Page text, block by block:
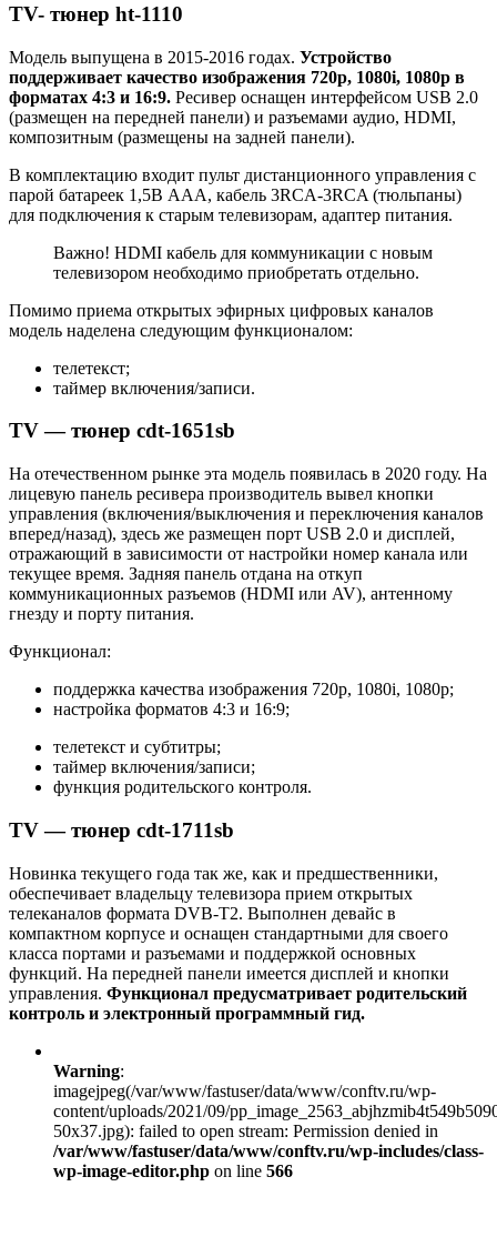
TV- тюнер ht-1110
Модель выпущена в 2015-2016 годах. Устройство
поддерживает качество изображения 720p, 1080i, 1080p в
форматах 4:3 и 16:9. Ресивер оснащен интерфейсом USB 2.0
(размещен на передней панели) и разъемами аудио, HDMI,
композитным (размещены на задней панели).
В комплектацию входит пульт дистанционного управления с
парой батареек 1,5B ААА, кабель 3RCA-3RCA (тюльпаны)
для подключения к старым телевизорам, адаптер питания.
Важно! HDMI кабель для коммуникации с новым
телевизором необходимо приобретать отдельно.
Помимо приема открытых эфирных цифровых каналов
модель наделена следующим функционалом:
телетекст;
таймер включения/записи.
TV — тюнер cdt-1651sb
На отечественном рынке эта модель появилась в 2020 году. На
лицевую панель ресивера производитель вывел кнопки
управления (включения/выключения и переключения каналов
вперед/назад), здесь же размещен порт USB 2.0 и дисплей,
отражающий в зависимости от настройки номер канала или
текущее время. Задняя панель отдана на откуп
коммуникационных разъемов (HDMI или AV), антенному
гнезду и порту питания.
Функционал:
поддержка качества изображения 720p, 1080i, 1080p;
настройка форматов 4:3 и 16:9;
телетекст и субтитры;
таймер включения/записи;
функция родительского контроля.
TV — тюнер cdt-1711sb
Новинка текущего года так же, как и предшественники,
обеспечивает владельцу телевизора прием открытых
телеканалов формата DVB-T2. Выполнен девайс в
компактном корпусе и оснащен стандартными для своего
класса портами и разъемами и поддержкой основных
функций. На передней панели имеется дисплей и кнопки
управления. Функционал предусматривает родительский
контроль и электронный программный гид.
Warning:
imagejpeg(/var/www/fastuser/data/www/conftv.ru/wp-
content/uploads/2021/09/
50x37.jpg): failed to open stream: Permission denied in
/var/www/fastuser/data/www/conftv.ru/wp-includes/class-
wp-image-editor.php on line 566